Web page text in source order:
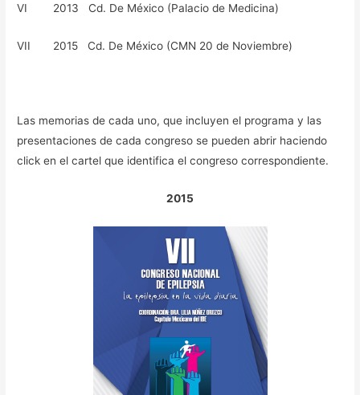
VI 2013 Cd. De México (Palacio de Medicina)
VII 2015 Cd. De México (CMN 20 de Noviembre)
Las memorias de cada uno, que incluyen el programa y las
presentaciones de cada congreso se pueden abrir haciendo
click en el cartel que identifica el congreso correspondiente.
2015